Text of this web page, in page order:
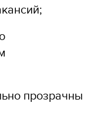
прозрачны